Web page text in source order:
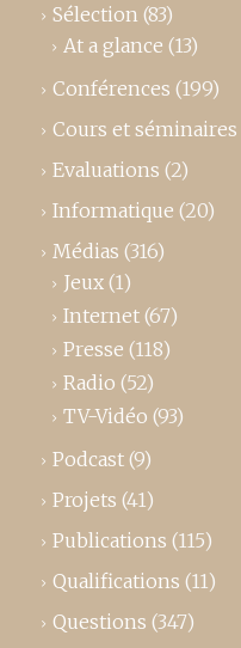
Sélection (83)
At a glance (13)
Conférences (199)
Cours et séminaires
Evaluations (2)
Informatique (20)
Médias (316)
Jeux (1)
Internet (67)
Presse (118)
Radio (52)
TV-Vidéo (93)
Podcast (9)
Projets (41)
Publications (115)
Qualifications (11)
Questions (347)